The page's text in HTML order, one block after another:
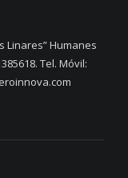
Linares” Humanes
Tel. Móvil: